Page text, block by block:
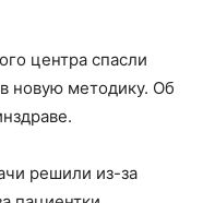
центра спасли
новую методику. Об
решили из-за